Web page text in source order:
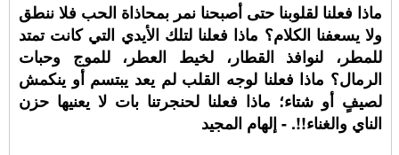
ماذا فعلنا لقلوبنا حتى أصبحنا نمر بمحاذاة الحب فلا ننطق
ولا يسعفنا الكلام؟ ماذا فعلنا لتلك الأيدي التي كانت تمتد
للمطر، لنوافذ القطار، لخيط العطر، للموج وحبات
الرمال؟ ماذا فعلنا لوجه القلب لم يعد يبتسم أو ينكمش
لصيفٍ أو شتاء؛ ماذا فعلنا لحنجرتنا بات لا يعنيها حزن
الناي والغناء!!. - إلهام المجيد